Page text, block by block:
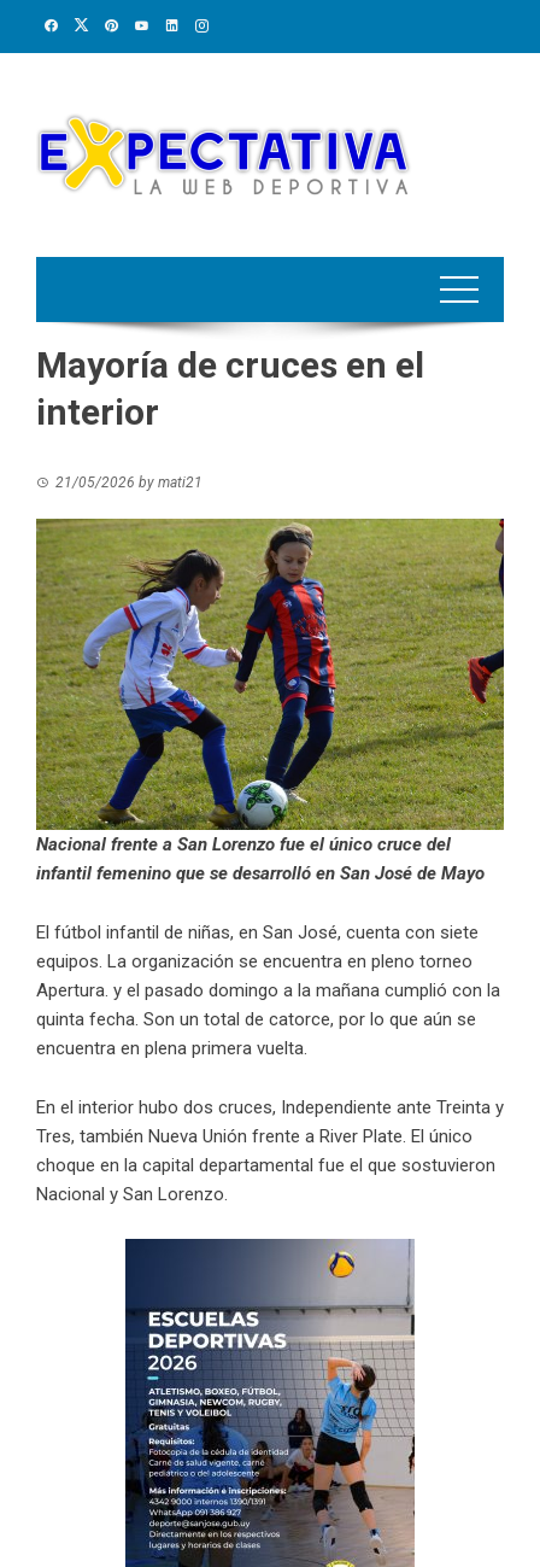
Mayoría de cruces en el
interior
21/05/2026 by mati21
Nacional frente a San Lorenzo fue el único cruce del
infantil femenino que se desarrolló en San José de Mayo
El fútbol infantil de niñas, en San José, cuenta con siete
equipos. La organización se encuentra en pleno torneo
Apertura. y el pasado domingo a la mañana cumplió con la
quinta fecha. Son un total de catorce, por lo que aún se
encuentra en plena primera vuelta.
En el interior hubo dos cruces, Independiente ante Treinta y
Tres, también Nueva Unión frente a River Plate. El único
choque en la capital departamental fue el que sostuvieron
Nacional y San Lorenzo.